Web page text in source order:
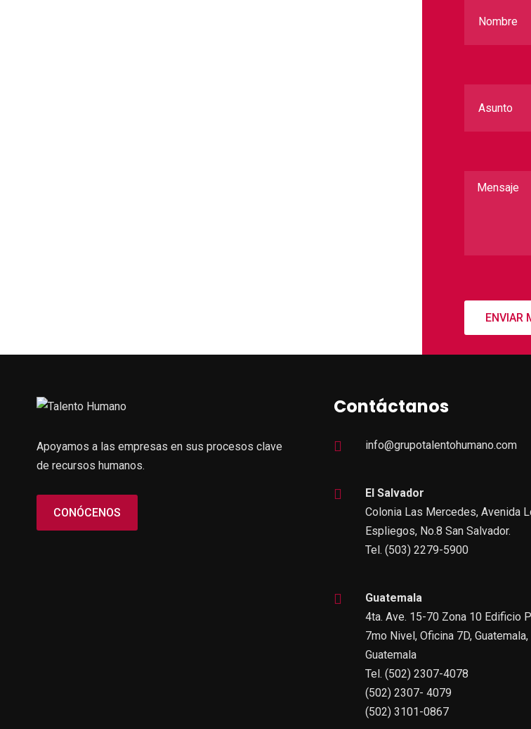
Apoyamos a las empresas en sus procesos clave
de recursos humanos.
CONÓCENOS
Contáctanos
info@grupotalentohumano.com
El Salvador
Colonia Las Mercedes, Avenida
Espliegos, No.8 San Salvador.
Tel. (503) 2279-5900
Guatemala
4ta. Ave. 15-70 Zona 10 Edificio
7mo Nivel, Oficina 7D, Guatemala,
Guatemala
Tel. (502) 2307-4078
(502) 2307- 4079
(502) 3101-0867